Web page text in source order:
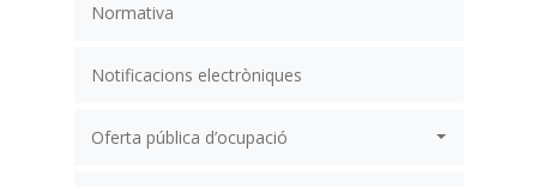
Normativa
Notificacions electròniques
Oferta pública d’ocupació